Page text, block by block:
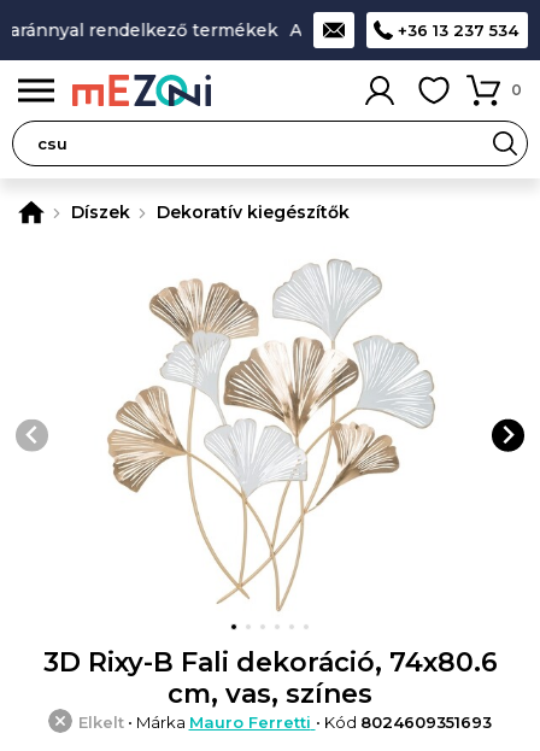
rendelkező termékek A legjobb design-minőség-ár
+36 13 237 534
0
Díszek Dekoratív kiegészítők
3D Rixy-B Fali dekoráció, 74x80.6
cm, vas, színes
Elkelt• Márka Mauro Ferretti • Kód 8024609351693